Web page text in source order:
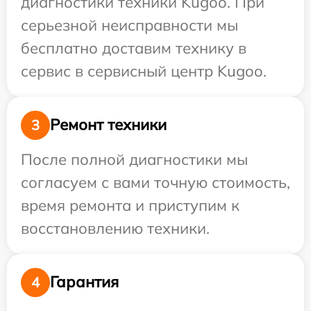
серьезной неисправности мы
бесплатно доставим технику в
сервис в сервисный центр Kugoo.
3
Ремонт техники
После полной диагностики мы
согласуем с вами точную стоимость,
время ремонта и приступим к
восстановлению техники.
4
Гарантия